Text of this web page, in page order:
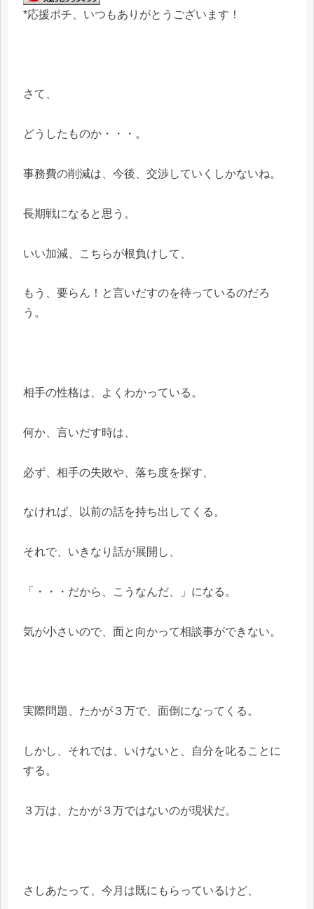
*応援ポチ、いつもありがとうございます！
さて、
どうしたものか・・・。
事務費の削減は、今後、交渉していくしかないね。
長期戦になると思う。
いい加減、こちらが根負けして、
もう、要らん！と言いだすのを待っているのだろ
う。
相手の性格は、よくわかっている。
何か、言いだす時は、
必ず、相手の失敗や、落ち度を探す、
なければ、以前の話を持ち出してくる。
それで、いきなり話が展開し、
「・・・だから、こうなんだ、」になる。
気が小さいので、面と向かって相談事ができない。
実際問題、たかが３万で、面倒になってくる。
しかし、それでは、いけないと、自分を叱ることに
する。
３万は、たかが３万ではないのが現状だ。
さしあたって、今月は既にもらっているけど、